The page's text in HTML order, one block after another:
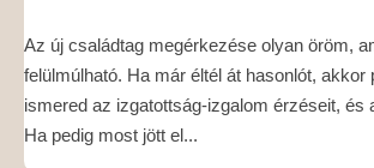
Az új családtag megérkezése olyan öröm,
felülmúlható. Ha már éltél át hasonlót, akkor
ismered az izgatottság-izgalom érzéseit, és
Ha pedig most jött el...